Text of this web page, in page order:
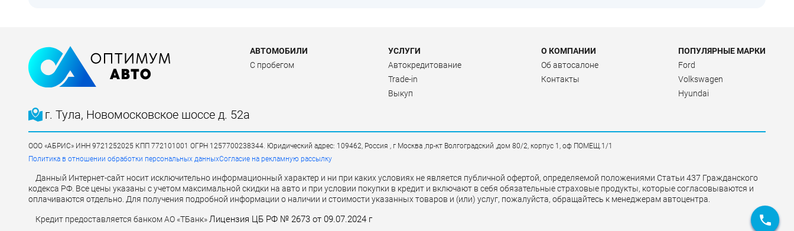
АВТОМОБИЛИ
C пробегом
УСЛУГИ
Автокредитование
Trade-in
Выкуп
О КОМПАНИИ
Об автосалоне
Контакты
ПОПУЛЯРНЫЕ МАРКИ
Ford
Volkswagen
Hyundai
г. Тула, Новомосковское шоссе д. 52а
ООО «АБРИС» ИНН 9721252025 КПП 772101001 ОГРН 1257700238344. Юридический адрес: 109462, Россия , г Москва ,пр-кт Волгоградский ,дом 80/2, корпус 1, оф ПОМЕЩ.1/1
Политика в отношении обработки персональных данныхСогласие на рекламную рассылку
Данный Интернет-сайт носит исключительно информационный характер и ни при каких условиях не является публичной офертой, определяемой положениями Статьи 437 Гражданского
кодекса РФ. Все цены указаны с учетом максимальной скидки на авто и при условии покупки в кредит и включают в себя обязательные страховые продукты, которые согласовываются и
оплачиваются отдельно. Для получения подробной информации о наличии и стоимости указанных товаров и (или) услуг, пожалуйста, обращайтесь к менеджерам автоцентра.
Кредит предоставляется банком АО «ТБанк»Лицензия ЦБ РФ № 2673 от 09.07.2024 г